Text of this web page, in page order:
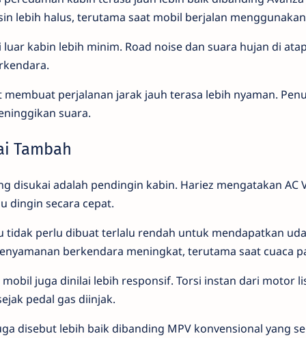
lebih halus, terutama saat mobil berjalan
kabin lebih minim. Road noise dan suara hujan di
perjalanan jarak jauh terasa lebih nyaman.
suara.
Tambah
disukai adalah pendingin kabin. Hariez mengatakan AC
dingin secara cepat.
tidak perlu dibuat terlalu rendah untuk mendapatkan
berkendara meningkat, terutama saat cuaca
juga dinilai lebih responsif. Torsi instan dari motor
pedal gas diinjak.
disebut lebih baik dibanding MPV konvensional yang